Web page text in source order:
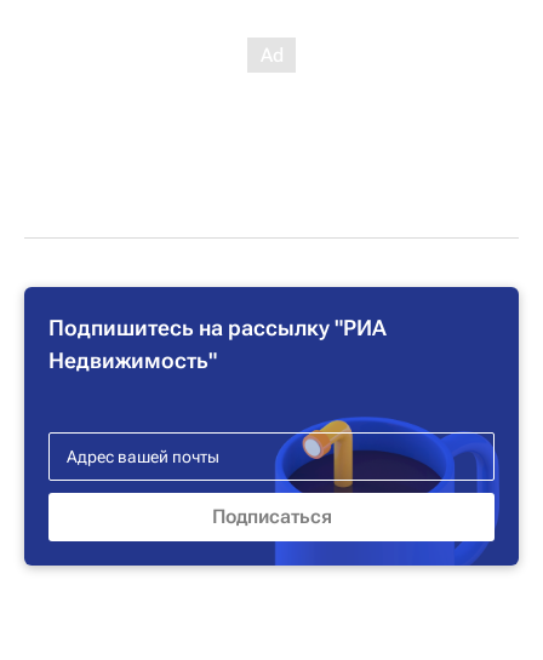
Подпишитесь на рассылку "РИА
Недвижимость"